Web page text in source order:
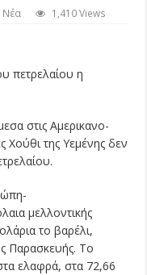
Νέα 1,410 Views
πετρελαίου η
στις Αμερικανο-
Χούθι της Υεμένης δεν
μελλοντικής
το βαρέλι,
Παρασκευής. Το
ελαφρά, στα 72,66